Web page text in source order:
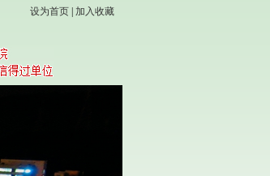
设为首页 加入收藏